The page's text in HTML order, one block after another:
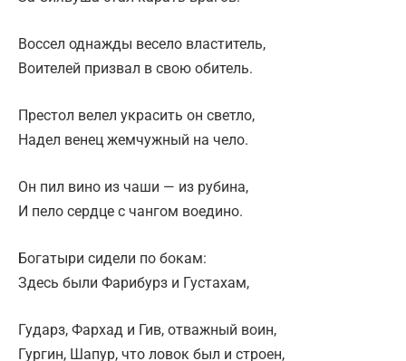
Воссел однажды весело властитель,
Воителей призвал в свою обитель.
Престол велел украсить он светло,
Надел венец жемчужный на чело.
Он пил вино из чаши — из рубина,
И пело сердце с чангом воедино.
Богатыри сидели по бокам:
Здесь были Фарибурз и Густахам,
Гударз, Фархад и Гив, отважный воин,
Гургин, Шапур, что ловок был и строен,